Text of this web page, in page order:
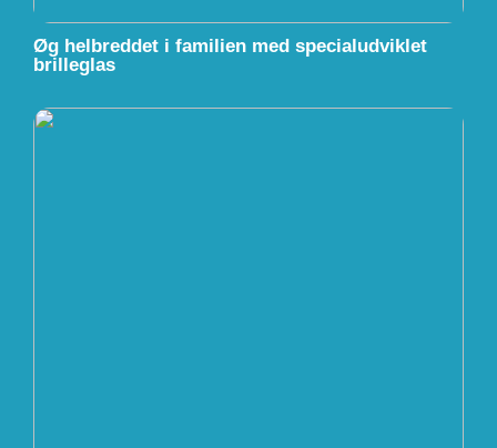
Øg helbreddet i familien med specialudviklet
brilleglas